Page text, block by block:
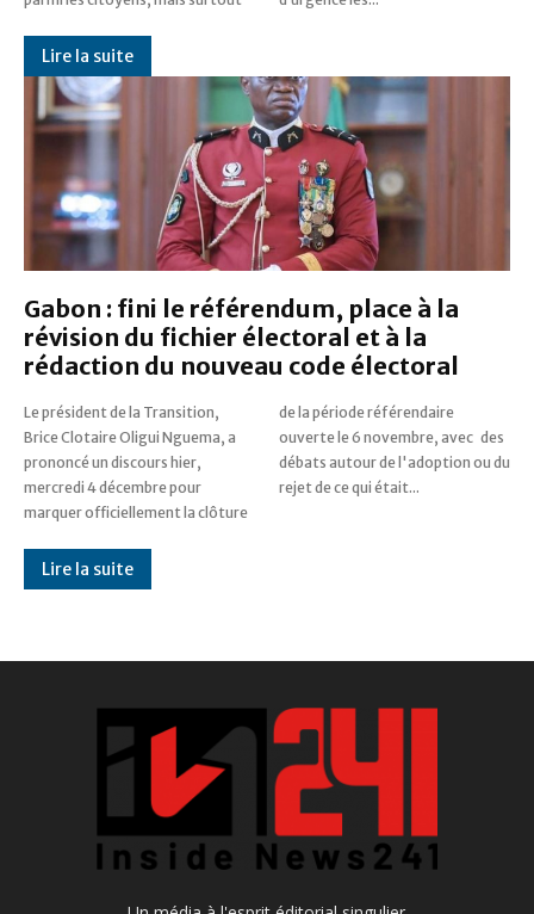
Lire la suite
Gabon : fini le référendum, place à la
révision du fichier électoral et à la
rédaction du nouveau code électoral
Le président de la Transition,
Brice Clotaire Oligui Nguema, a
prononcé un discours hier,
mercredi 4 décembre pour
marquer officiellement la clôture
de la période référendaire
ouverte le 6 novembre, avec des
débats autour de l'adoption ou du
rejet de ce qui était...
Lire la suite